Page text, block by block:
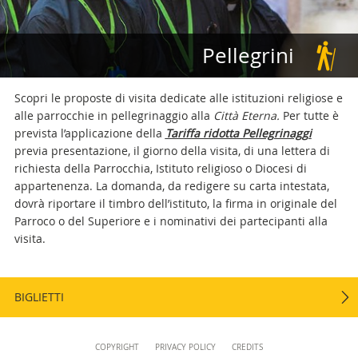
+39 06 69883332
musei@scv.va
Pellegrini
Scopri le proposte di visita dedicate alle istituzioni religiose e
alle parrocchie in pellegrinaggio alla Città Eterna. Per tutte è
prevista l’applicazione della Tariffa ridotta Pellegrinaggi
previa presentazione, il giorno della visita, di una lettera di
richiesta della Parrocchia, Istituto religioso o Diocesi di
appartenenza. La domanda, da redigere su carta intestata,
dovrà riportare il timbro dell’istituto, la firma in originale del
Parroco o del Superiore e i nominativi dei partecipanti alla
visita.
BIGLIETTI
COPYRIGHT PRIVACY POLICY CREDITS